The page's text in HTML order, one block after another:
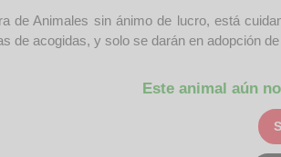
de Animales sin ánimo de lucro, está
de acogidas, y solo se darán en adopción
Este animal aún